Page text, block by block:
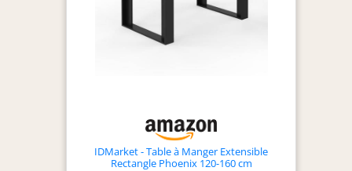
mécanisme de verrouillage. Extension douce et
silencieuse, blocage sécurisé en position ouverte.
Aucun risque de refermeture intempestive.
Surface généreuse – 30 % plus large que les tables
IDMarket - Table à Manger Extensible
Rectangle Phoenix 120-160 cm